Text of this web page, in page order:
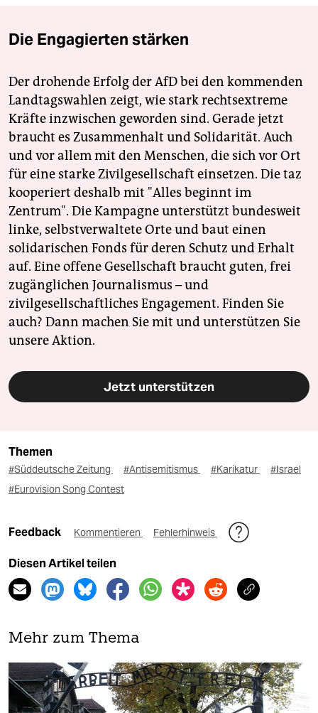
Die Engagierten stärken
Der drohende Erfolg der AfD bei den kommenden
Landtagswahlen zeigt, wie stark rechtsextreme
Kräfte inzwischen geworden sind. Gerade jetzt
braucht es Zusammenhalt und Solidarität. Auch
und vor allem mit den Menschen, die sich vor Ort
für eine starke Zivilgesellschaft einsetzen. Die taz
kooperiert deshalb mit "Alles beginnt im
Zentrum". Die Kampagne unterstützt bundesweit
linke, selbstverwaltete Orte und baut einen
solidarischen Fonds für deren Schutz und Erhalt
auf. Eine offene Gesellschaft braucht guten, frei
zugänglichen Journalismus – und
zivilgesellschaftliches Engagement. Finden Sie
auch? Dann machen Sie mit und unterstützen Sie
unsere Aktion.
Jetzt unterstützen
Themen
#Süddeutsche Zeitung #Antisemitismus #Karikatur
#Israel
#Eurovision Song Contest
Feedback Kommentieren Fehlerhinweis
Diesen Artikel teilen
Mehr zum Thema